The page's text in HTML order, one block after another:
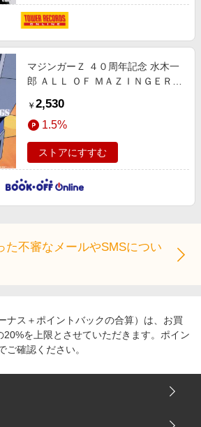
マジンガーＺ ４０周年記念 水木一
郎 ＡＬＬ ＯＦ ＭＡＺＩＮＧＥＲ
￥ 2,530
1.5%
ストアにすすむ
た不審なメールやSMSについ
ナス＋ポイントバックの合算）は、お買
を上限とさせていただきます。ポイン
ご確認ください。